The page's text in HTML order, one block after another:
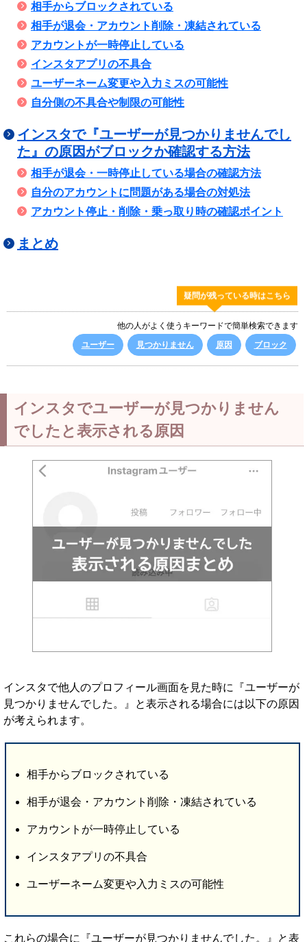
相手からブロックされている
相手が退会・アカウント削除・凍結されている
アカウントが一時停止している
インスタアプリの不具合
ユーザーネーム変更や入力ミスの可能性
自分側の不具合や制限の可能性
インスタで『ユーザーが見つかりませんでし
た』の原因がブロックか確認する方法
相手が退会・一時停止している場合の確認方法
自分のアカウントに問題がある場合の対処法
アカウント停止・削除・乗っ取り時の確認ポイント
まとめ
疑問が残っている時はこちら
他の人がよく使うキーワードで簡単検索できます
ユーザー
見つかりません 原因 ブロック
インスタでユーザーが見つかりません
でしたと表示される原因
インスタで他人のプロフィール画面を見た時に『ユーザーが
見つかりませんでした。』と表示される場合には以下の原因
が考えられます。
相手からブロックされている
相手が退会・アカウント削除・凍結されている
アカウントが一時停止している
インスタアプリの不具合
ユーザーネーム変更や入力ミスの可能性
これらの場合に『ユーザーが見つかりませんでした。』と表